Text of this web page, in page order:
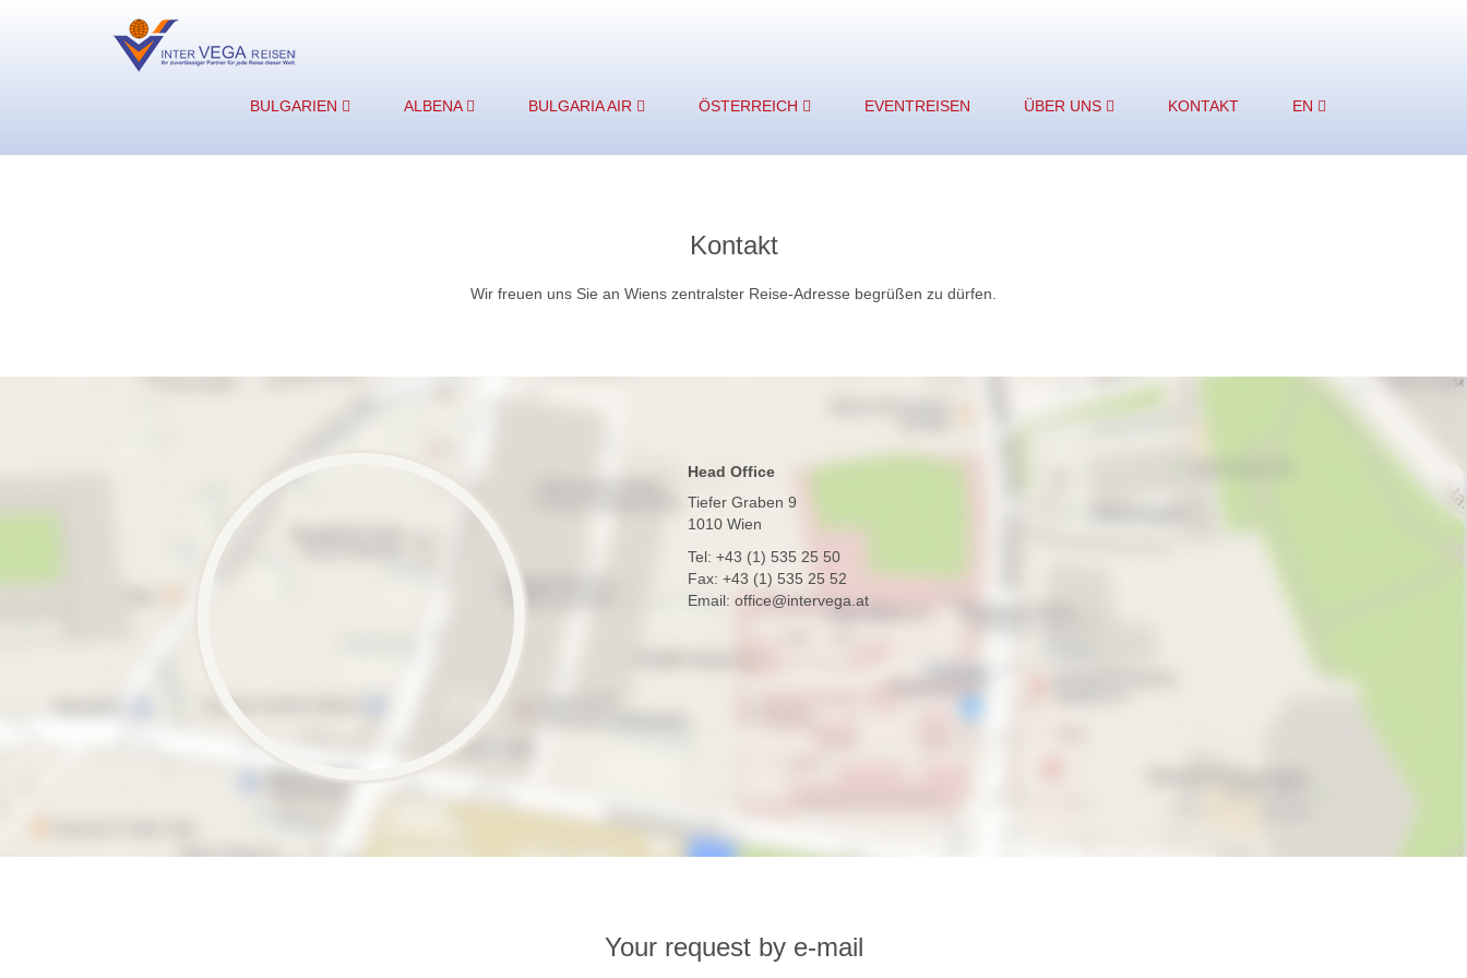
BULGARIEN ALBENA BULGARIA AIR ÖSTERREICH EVENTREISEN ÜBER UNS KONTAKT EN
Kontakt
Wir freuen uns Sie an Wiens zentralster Reise-Adresse begrüßen zu dürfen.
Head Office
Tiefer Graben 9
1010 Wien
Tel: +43 (1) 535 25 50
Fax: +43 (1) 535 25 52
Email: office@intervega.at
Your request by e-mail